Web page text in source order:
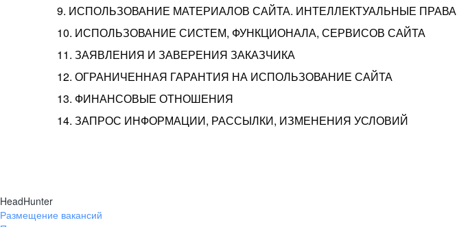
9. ИСПОЛЬЗОВАНИЕ МАТЕРИАЛОВ САЙТА. ИНТЕЛЛЕКТУАЛЬНЫЕ ПРАВА
10. ИСПОЛЬЗОВАНИЕ СИСТЕМ, ФУНКЦИОНАЛА, СЕРВИСОВ САЙТА
11. ЗАЯВЛЕНИЯ И ЗАВЕРЕНИЯ ЗАКАЗЧИКА
12. ОГРАНИЧЕННАЯ ГАРАНТИЯ НА ИСПОЛЬЗОВАНИЕ САЙТА
13. ФИНАНСОВЫЕ ОТНОШЕНИЯ
14. ЗАПРОС ИНФОРМАЦИИ, РАССЫЛКИ, ИЗМЕНЕНИЯ УСЛОВИЙ
HeadHunter
Размещение вакансий